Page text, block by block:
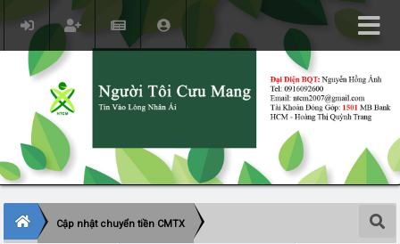
Cập nhật chuyển tiền CMTX